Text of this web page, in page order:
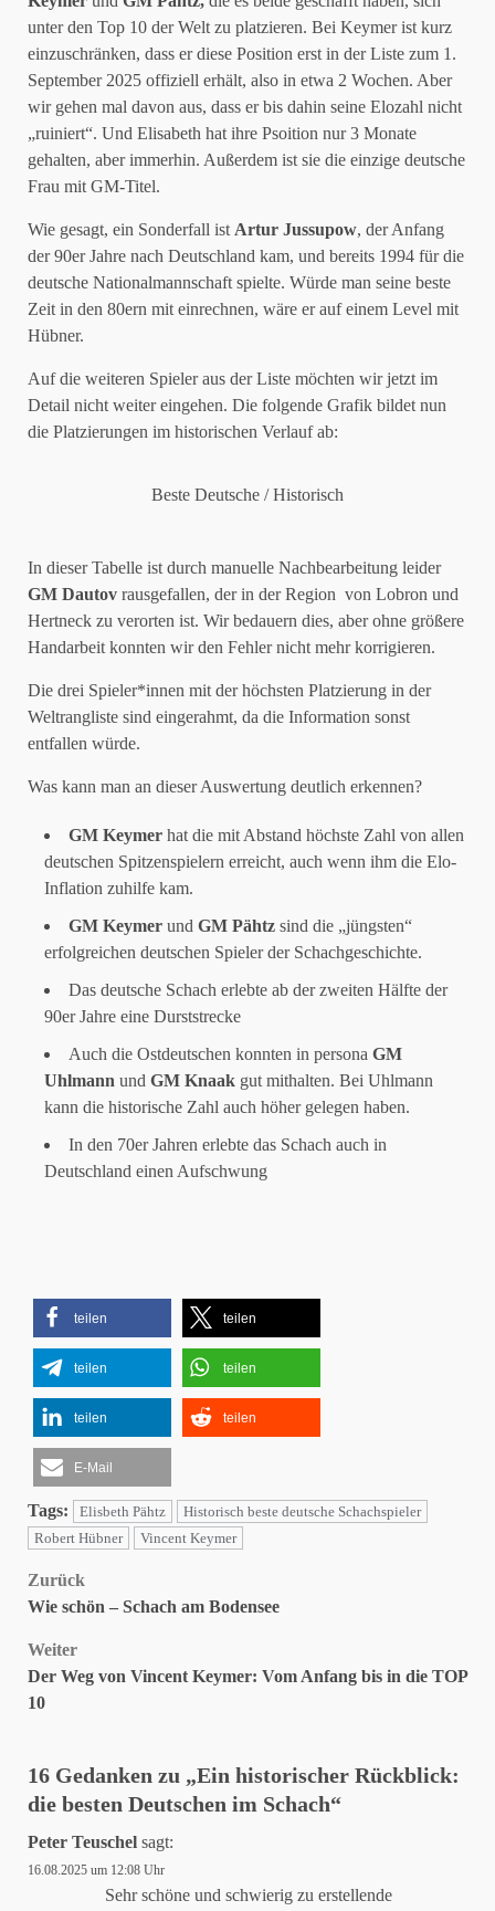
unter den Top 10 der Welt zu platzieren. Bei Keymer ist kurz
einzuschränken, dass er diese Position erst in der Liste zum 1.
September 2025 offiziell erhält, also in etwa 2 Wochen. Aber
wir gehen mal davon aus, dass er bis dahin seine Elozahl nicht
„ruiniert“. Und Elisabeth hat ihre Psoition nur 3 Monate
gehalten, aber immerhin. Außerdem ist sie die einzige deutsche
Frau mit GM-Titel.
Wie gesagt, ein Sonderfall ist Artur Jussupow, der Anfang
der 90er Jahre nach Deutschland kam, und bereits 1994 für die
deutsche Nationalmannschaft spielte. Würde man seine beste
Zeit in den 80ern mit einrechnen, wäre er auf einem Level mit
Hübner.
Auf die weiteren Spieler aus der Liste möchten wir jetzt im
Detail nicht weiter eingehen. Die folgende Grafik bildet nun
die Platzierungen im historischen Verlauf ab:
Beste Deutsche / Historisch
In dieser Tabelle ist durch manuelle Nachbearbeitung leider
GM Dautov rausgefallen, der in der Region von Lobron und
Hertneck zu verorten ist. Wir bedauern dies, aber ohne größere
Handarbeit konnten wir den Fehler nicht mehr korrigieren.
Die drei Spieler*innen mit der höchsten Platzierung in der
Weltrangliste sind eingerahmt, da die Information sonst
entfallen würde.
Was kann man an dieser Auswertung deutlich erkennen?
GM Keymer hat die mit Abstand höchste Zahl von allen
deutschen Spitzenspielern erreicht, auch wenn ihm die Elo-
Inflation zuhilfe kam.
GM Keymer und GM Pähtz sind die „jüngsten“
erfolgreichen deutschen Spieler der Schachgeschichte.
Das deutsche Schach erlebte ab der zweiten Hälfte der
90er Jahre eine Durststrecke
Auch die Ostdeutschen konnten in persona GM
Uhlmann und GM Knaak gut mithalten. Bei Uhlmann
kann die historische Zahl auch höher gelegen haben.
In den 70er Jahren erlebte das Schach auch in
Deutschland einen Aufschwung
teilen teilen
teilen teilen
teilen teilen
E-Mail
Tags: Elisbeth Pähtz
Historisch beste deutsche Schachspieler
Robert Hübner
Vincent Keymer
Beitragsnavigation
Zurück
Wie schön – Schach am Bodensee
Weiter
Der Weg von Vincent Keymer: Vom Anfang bis in die TOP
10
16 Gedanken zu „Ein historischer Rückblick:
die besten Deutschen im Schach“
Peter Teuschel sagt:
16.08.2025 um 12:08 Uhr
Sehr schöne und schwierig zu erstellende